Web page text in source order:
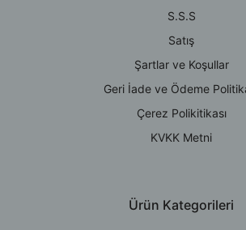
S.S.S
Satış
Şartlar ve Koşullar
Geri İade ve Ödeme
Çerez Polikitikası
KVKK Metni
Ürün Kategorileri